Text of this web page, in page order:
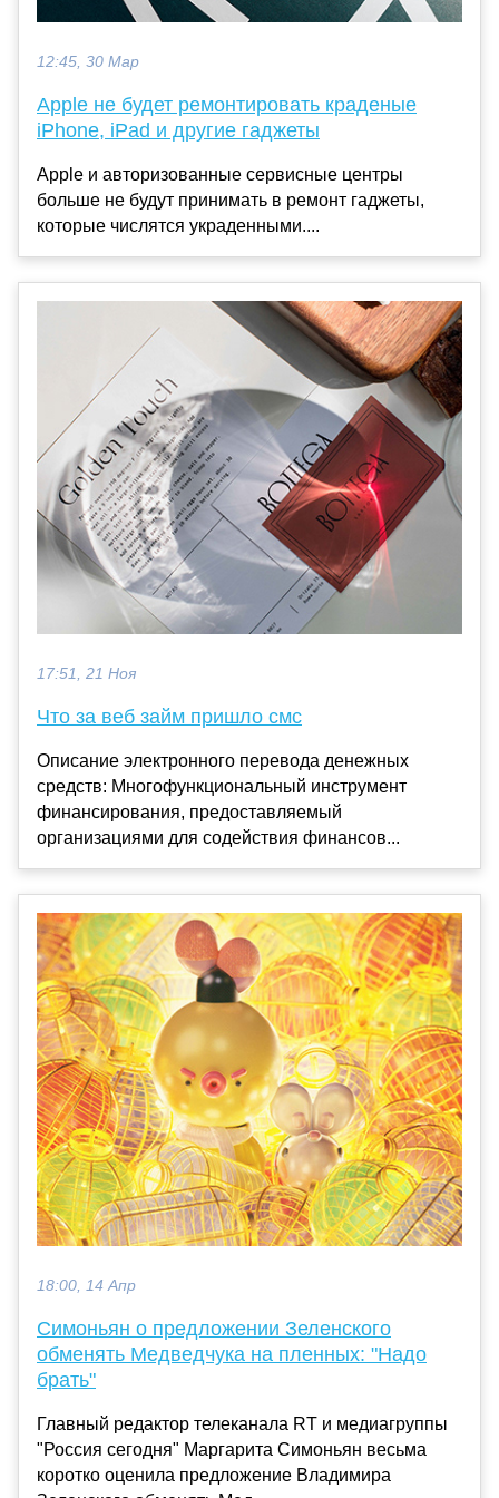
12:45, 30 Мар
Apple не будет ремонтировать краденые
iPhone, iPad и другие гаджеты
Apple и авторизованные сервисные центры
больше не будут принимать в ремонт гаджеты,
которые числятся украденными....
17:51, 21 Ноя
Что за веб займ пришло смс
Описание электронного перевода денежных
средств: Многофункциональный инструмент
финансирования, предоставляемый
организациями для содействия финансов...
18:00, 14 Апр
Симоньян о предложении Зеленского
обменять Медведчука на пленных: "Надо
брать"
Главный редактор телеканала RT и медиагруппы
"Россия сегодня" Маргарита Симоньян весьма
коротко оценила предложение Владимира